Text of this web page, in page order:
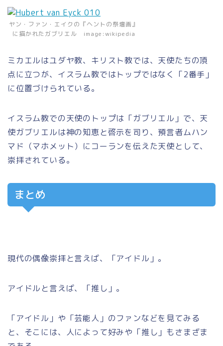
ヤン・ファン・エイクの『ヘントの祭壇画』
に描かれたガブリエル image:wikipedia
ミカエルはユダヤ教、キリスト教では、天使たちの頂
点に立つが、 イスラム教ではトップではなく 「2番手」
に位置づけられている。
イスラム教での天使のトップは 「ガブリエル」 で、天
使ガブリエルは神の知恵と啓示を司り、預言者ムハン
マド（マホメット）にコーランを伝えた天使として、
崇拝されている。
まとめ
現代の偶像崇拝と言えば、「アイドル」。
アイドルと言えば、「推し」。
「アイドル」や「芸能人」のファンなどを見てみる
と、そこには、人によって好みや「推し」もさまざま